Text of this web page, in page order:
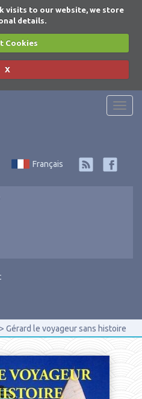
visits to our website, we store
details.
Cookies
X
Français
Gérard le voyageur sans histoire